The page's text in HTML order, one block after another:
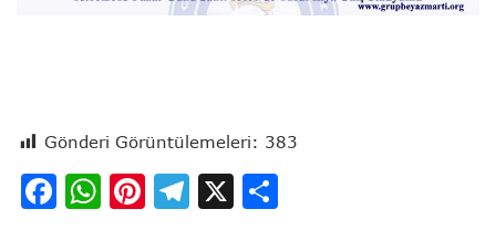
Gönderi Görüntülemeleri: 383
Facebook
WhatsApp
Pinterest
Telegram
X